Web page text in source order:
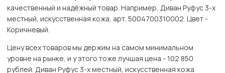
качественный и надёжный товар. Например, Диван Руфус 3-х
местный, искусственная кожа, арт. 5004700310002. Цвет -
Коричневый.
Цену всех товаров мы держим на самом минимальном
уровне на рынке, и у этого тоже лучшая цена - 102 850
рублей. Диван Руфус 3-х местный, искусственная кожа